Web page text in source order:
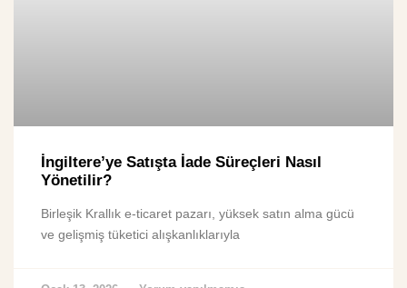
İngiltere’ye Satışta İade Süreçleri Nasıl
Yönetilir?
Birleşik Krallık e-ticaret pazarı, yüksek satın alma gücü
ve gelişmiş tüketici alışkanlıklarıyla